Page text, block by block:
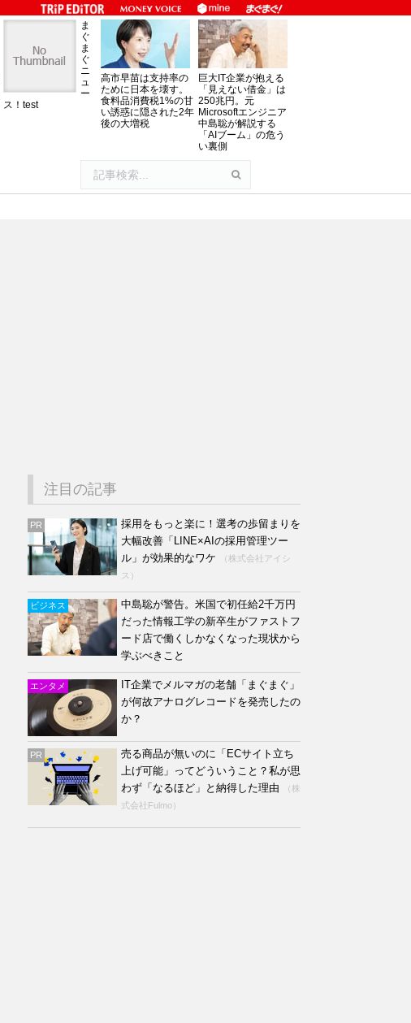
ま
ぐ
ま
ぐ
ニ
ュ
ー
ス！test
高市早苗は支持率の
ために日本を壊す。
食料品消費税1%の甘
い誘惑に隠された2年
後の大増税
巨大IT企業が抱える
「見えない借金」は
250兆円。元
Microsoftエンジニア
中島聡が解説する
「AIブーム」の危う
い裏側
注目の記事
PR
採用をもっと楽に！選考の歩留まりを
大幅改善「LINE×AIの採用管理ツー
ル」が効果的なワケ
（株式会社アイシ
ス）
ビジネス
中島聡が警告。米国で初任給2千万円
だった情報工学の新卒生がファストフ
ード店で働くしかなくなった現状から
学ぶべきこと
エンタメ
IT企業でメルマガの老舗「まぐまぐ」
が何故アナログレコードを発売したの
か？
PR
売る商品が無いのに「ECサイト立ち
上げ可能」ってどういうこと？私が思
わず「なるほど」と納得した理由
（株
式会社Fulmo）